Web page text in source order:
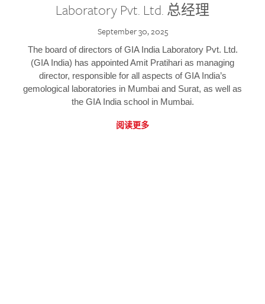
Laboratory Pvt. Ltd. 总经理
September 30, 2025
The board of directors of GIA India Laboratory Pvt. Ltd.
(GIA India) has appointed Amit Pratihari as managing
director, responsible for all aspects of GIA India’s
gemological laboratories in Mumbai and Surat, as well as
the GIA India school in Mumbai.
阅读更多